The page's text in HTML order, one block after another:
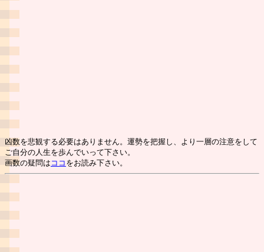
凶数を悲観する必要はありません。運勢を把握し、より一層の注意をして
ご自分の人生を歩んでいって下さい。
画数の疑問は ココ をお読み下さい。